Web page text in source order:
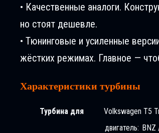
• Качественные аналоги.
но стоят дешевле.
• Тюнинговые и усиленные
жёстких режимах. Главное —
Характеристики турбины
Турбина для Volkswagen T5
двигатель: BNZ